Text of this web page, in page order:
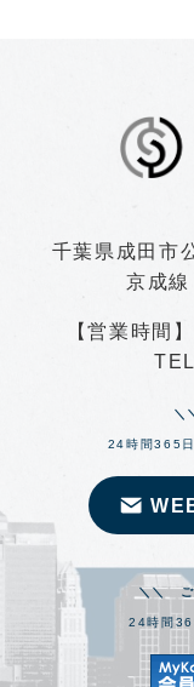
千葉県成田市
京成
【営業時間
＼
24時間365日
＼＼ ご
24時間